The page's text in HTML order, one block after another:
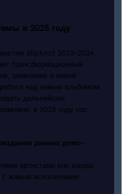
в 2025 году
Slipknot 2023–2024
трансформационный
заявление о новой
над новым альбомом
дальнейших
в 2025 году нас
ранних демо-
артистами вне жанра;
живым исполнением